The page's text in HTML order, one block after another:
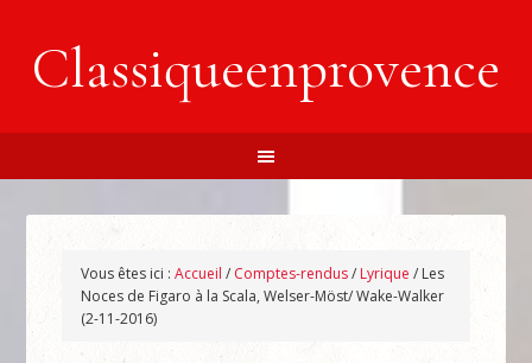
Classiqueenprovence
Vous êtes ici :Accueil / Comptes-rendus/ Lyrique / Les
Noces de Figaro à la Scala, Welser-Möst/ Wake-Walker
(2-11-2016)